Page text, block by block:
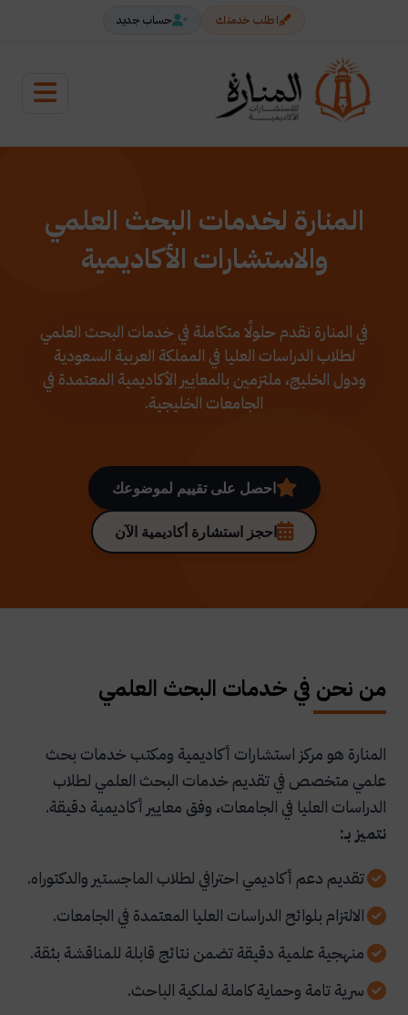
اطلب خدمتك حساب جديد
المنارة لخدمات البحث العلمي
والاستشارات الأكاديمية
في المنارة نقدم حلولًا متكاملة في خدمات البحث العلمي
لطلاب الدراسات العليا في المملكة العربية السعودية
ودول الخليج، ملتزمين بالمعايير الأكاديمية المعتمدة في
الجامعات الخليجية.
احصل على تقييم لموضوعك
احجز استشارة أكاديمية الآن
من نحن في خدمات البحث العلمي
المنارة هو مركز استشارات أكاديمية ومكتب خدمات بحث
علمي متخصص في تقديم خدمات البحث العلمي لطلاب
الدراسات العليا في الجامعات، وفق معايير أكاديمية دقيقة.
نتميز بـ:
تقديم دعم أكاديمي احترافي لطلاب الماجستير والدكتوراه.
الالتزام بلوائح الدراسات العليا المعتمدة في الجامعات.
منهجية علمية دقيقة تضمن نتائج قابلة للمناقشة بثقة.
سرية تامة وحماية كاملة لملكية الباحث.